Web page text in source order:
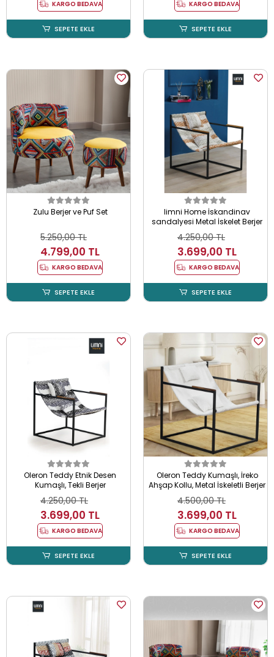
KARGO BEDAVA
SEPETE EKLE
KARGO BEDAVA
SEPETE EKLE
Zulu Berjer ve Puf Set
5.250,00 TL
4.799,00 TL
KARGO BEDAVA
SEPETE EKLE
limni Home İskandinav
sandalyesi Metal İskelet Berjer
4.250,00 TL
3.699,00 TL
KARGO BEDAVA
SEPETE EKLE
Oleron Teddy Etnik Desen
Kumaşlı, Tekli Berjer
4.250,00 TL
3.699,00 TL
KARGO BEDAVA
SEPETE EKLE
Oleron Teddy Kumaşlı, İreko
Ahşap Kollu, Metal İskeletli Berjer
4.500,00 TL
3.699,00 TL
KARGO BEDAVA
SEPETE EKLE